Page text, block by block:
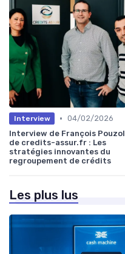
Interview • 04/02/2026
Interview de François Pouzol
de credits-assur.fr : Les
stratégies innovantes du
regroupement de crédits
Les plus lus